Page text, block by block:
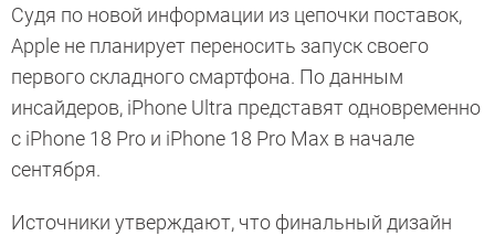
Судя по новой информации из цепочки поставок,
Apple не планирует переносить запуск своего
первого складного смартфона. По данным
инсайдеров, iPhone Ultra представят одновременно
с iPhone 18 Pro и iPhone 18 Pro Max в начале
сентября.
Источники утверждают, что финальный дизайн